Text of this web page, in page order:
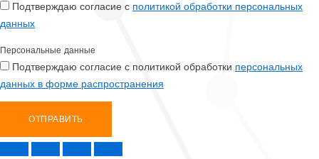
Подтверждаю согласие с политикой обработки персональных
данных
Персональные данные
Подтверждаю согласие с политикой обработки персональных
данных в форме распространения
ОТПРАВИТЬ